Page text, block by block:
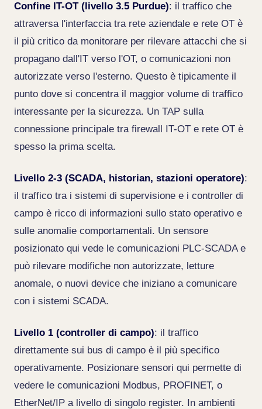
Confine IT-OT (livello 3.5 Purdue): il traffico che
attraversa l'interfaccia tra rete aziendale e rete OT è
il più critico da monitorare per rilevare attacchi che si
propagano dall'IT verso l'OT, o comunicazioni non
autorizzate verso l'esterno. Questo è tipicamente il
punto dove si concentra il maggior volume di traffico
interessante per la sicurezza. Un TAP sulla
connessione principale tra firewall IT-OT e rete OT è
spesso la prima scelta.
Livello 2-3 (SCADA, historian, stazioni operatore):
il traffico tra i sistemi di supervisione e i controller di
campo è ricco di informazioni sullo stato operativo e
sulle anomalie comportamentali. Un sensore
posizionato qui vede le comunicazioni PLC-SCADA e
può rilevare modifiche non autorizzate, letture
anomale, o nuovi device che iniziano a comunicare
con i sistemi SCADA.
Livello 1 (controller di campo): il traffico
direttamente sui bus di campo è il più specifico
operativamente. Posizionare sensori qui permette di
vedere le comunicazioni Modbus, PROFINET, o
EtherNet/IP a livello di singolo register. In ambienti